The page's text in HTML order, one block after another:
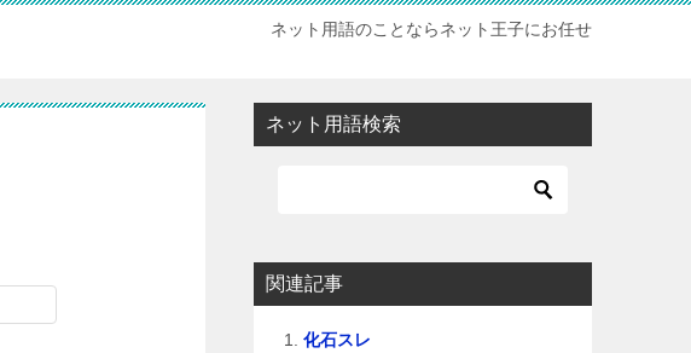
ネット用語のことならネット王子にお任せ
ネット用語検索
関連記事
化石スレ